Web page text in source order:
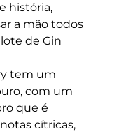
história,
a mão todos
de Gin
tem um
com um
que é
cítricas,